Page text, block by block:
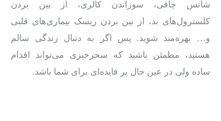
شانس چاقی، سوزاندن کالری، از بین بردن
کلسترول‌های بد، از بین بردن ریسک بیماری‌های قلبی
و… بهره‌مند شوید. پس اگر به ‌دنبال زندگی سالم
هستید، مطمئن باشید که سحرخیزی می‌تواند اقدام
ساده ولی در عین‌ حال پر فایده‌ای برای شما باشد.